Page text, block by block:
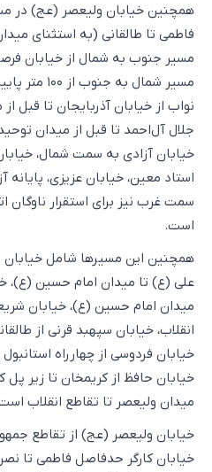
همچنین خیابان ولیعصر (عج) در
فاطمی تا طالقانی (به استثنای
مسیر جنوب به شمال از خیابان
مسیر شمال به
نواب از خیابان آذربایجان تا قبل از
جلال آل‌احمد تا قبل از میدان توحید،
خیابان آزادی به سمت شمال،
استاد معین، خیابان عزیزی، پایانه
سمت غرب نیز برای استقرار ناوگان
است.
همچنین این مسیرها شامل خیابان
علی (ع) تا میدان امام حسین (ع)،
میدان امام حسین (ع)، خیابان
انقلاب، خیابان سپهبد قرنی از
خیابان فردوسی از چهارراه
خیابان حافظ از کریمخان تا زیر پل
میدان ولیعصر تا تقاطع انقلاب
خیابان ولیعصر (عج) از تقاطع
خیابان کارگر حدفاصل فاطمی تا